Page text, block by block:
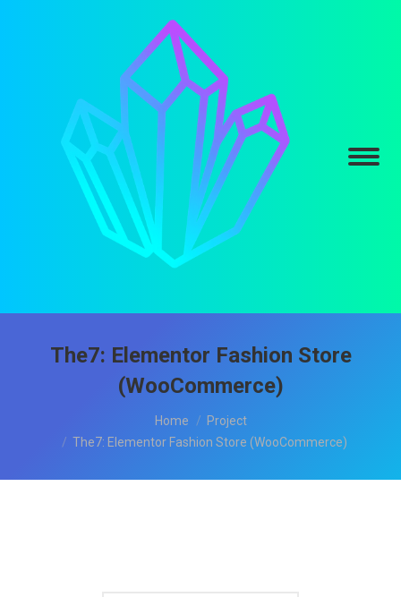
The7: Elementor Fashion Store
(WooCommerce)
Home
Project
The7: Elementor Fashion Store (WooCommerce)